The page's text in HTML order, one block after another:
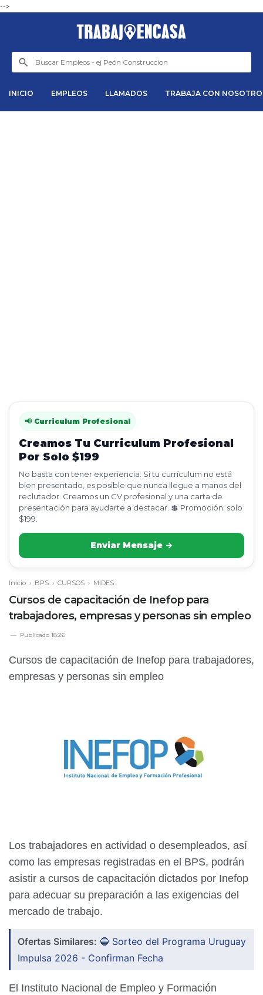
-->
INICIO EMPLEOS LLAMADOS TRABAJA CON
📢 Curriculum Profesional
Creamos Tu Curriculum Profesional
Por Solo $199
No basta con tener experiencia. Si tu currículum no está
bien presentado, es posible que nunca llegue a manos del
reclutador. Creamos un CV profesional y una carta de
presentación para ayudarte a destacar. 💲 Promoción: solo
$199.
Enviar Mensaje →
Inicio › BPS › CURSOS › MIDES
Cursos de capacitación de Inefop para
trabajadores, empresas y personas sin empleo
Publicado 18:26
Cursos de capacitación de Inefop para trabajadores,
empresas y personas sin empleo
Los trabajadores en actividad o desempleados, así
como las empresas registradas en el BPS, podrán
asistir a cursos de capacitación dictados por Inefop
para adecuar su preparación a las exigencias del
mercado de trabajo.
Ofertas Similares: 🔵 Sorteo del Programa Uruguay
Impulsa 2026 - Confirman Fecha
El Instituto Nacional de Empleo y Formación